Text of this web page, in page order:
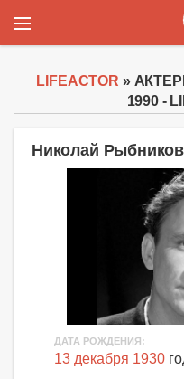
LIFEACTOR »
1990 -
Николай Рыбников
ДАТА РОЖДЕНИЯ:
13 декабря 1930